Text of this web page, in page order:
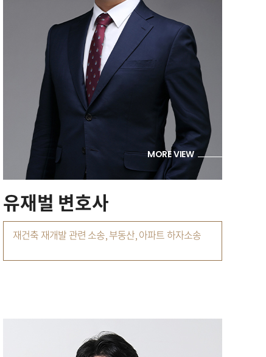
MORE VIEW
유재벌 변호사
재건축 재개발 관련 소송, 부동산, 아파트 하자소송